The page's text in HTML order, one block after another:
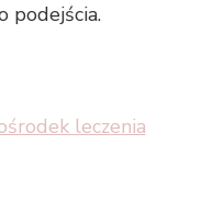
podejścia.
leczenia